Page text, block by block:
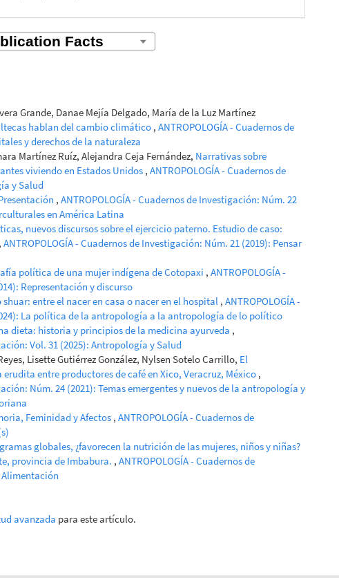
Grande, Danae Mejía Delgado, María de la Luz Martínez
hablan del cambio climático , ANTROPOLOGÍA - Cuadernos de
y derechos de la naturaleza
Martínez Ruíz, Alejandra Ceja Fernández, Narrativas sobre
viviendo en Estados Unidos , ANTROPOLOGÍA - Cuadernos de
y Salud
, ANTROPOLOGÍA - Cuadernos de Investigación: Núm. 22
en América Latina
nuevos discursos sobre el ejercicio paterno. Estudio de caso:
, ANTROPOLOGÍA - Cuadernos de Investigación: Núm. 21 (2019): Pensar
política de una mujer indígena de Cotopaxi , ANTROPOLOGÍA -
Representación y discurso
entre el nacer en casa o nacer en el hospital , ANTROPOLOGÍA -
La política de la antropología a la antropología de lo político
dieta: historia y principios de la medicina ayurveda ,
Vol. 31 (2025): Antropología y Salud
Lisette Gutiérrez González, Nylsen Sotelo Carrillo, El
entre productores de café en Xico, Veracruz, México ,
Núm. 24 (2021): Temas emergentes y nuevos de la antropología y
Feminidad y Afectos , ANTROPOLOGÍA - Cuadernos de
globales, ¿favorecen la nutrición de las mujeres, niños y niñas?
provincia de Imbabura. , ANTROPOLOGÍA - Cuadernos de
avanzada para este artículo.